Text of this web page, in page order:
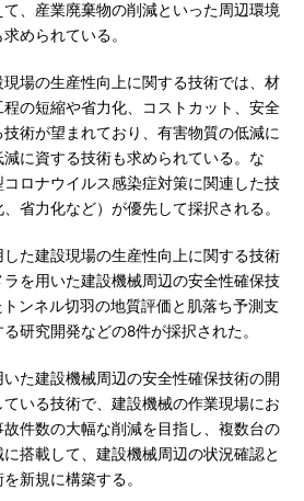
、産業廃棄物の削減といった周辺環境
められている。
場の生産性向上に関する技術では、材
の短縮や省力化、コストカット、安全
術が望まれており、有害物質の低減に
に資する技術も求められている。な
ロナウイルス感染症対策に関連した技
省力化など）が優先して採択される。
た建設現場の生産性向上に関する技術
を用いた建設機械周辺の安全性確保技
ンネル切羽の地質評価と肌落ち予測支
研究開発などの8件が採択された。
た建設機械周辺の安全性確保技術の開
いる技術で、建設機械の作業現場にお
件数の大幅な削減を目指し、複数台の
搭載して、建設機械周辺の状況確認と
新規に構築する。